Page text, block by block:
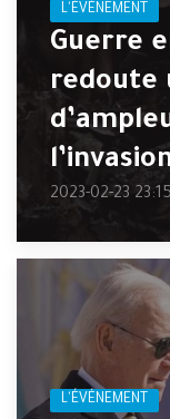
L'ÉVÉNEMENT
Guerre
redoute
2023-02-23
L'ÉVÉNEMENT